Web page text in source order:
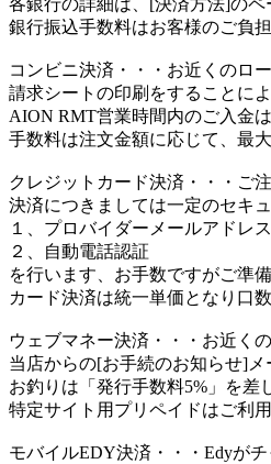
各銀行の詳細は、[決済方法]のペ
銀行振込手数料はお客様のご負
コンビニ決済 ・・・お近くのロ
請求シートの印刷をすることに
AION RMT営業時間内のご入金
手数料は注文金額に応じて、最
クレジットカード決済 ・・・ご
決済につきましては一定のセキ
１、プロバイダーメールアドレ
２、自動電話認証
を行います、お手数ですがご準
カード決済は統一単価となり口
ウェブマネー決済 ・・・お近く
当店からの[お手続のお知らせ]メ
お釣りは「発行手数料5%」を差
特定サイト用プリペイドはご利
モバイルEDY決済 ・・・Edyが